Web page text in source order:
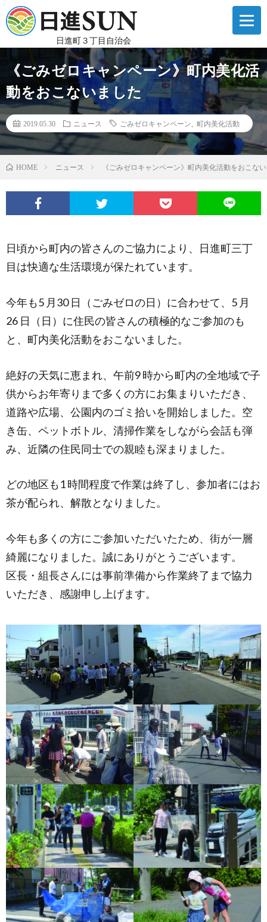
日進町３丁目自治会
《ごみゼロキャンペーン》町内美化活
動をおこないました
2019.05.30 ニュース ごみゼロキャンペーン 町内美化活動
HOME ニュース 《ごみゼロキャンペーン》町内美化活動をおこな
日頃から町内の皆さんのご協力により、日進町三丁
目は快適な生活環境が保たれています。
今年も5 月30 日（ごみゼロの日）に合わせて、5 月
26 日（日）に住民の皆さんの積極的なご参加のも
と、町内美化活動をおこないました。
絶好の天気に恵まれ、午前9 時から町内の全地域で子
供からお年寄りまで多くの方にお集まりいただき、
道路や広場、公園内のゴミ拾いを開始しました。空
き缶、ペットボトル、清掃作業をしながら会話も弾
み、近隣の住民同士での親睦も深まりました。
どの地区も1 時間程度で作業は終了し、参加者にはお
茶が配られ、解散となりました。
今年も多くの方にご参加いただいたため、街が一層
綺麗になりました。誠にありがとうございます。
区長・組長さんには事前準備から作業終了まで協力
いただき、感謝申し上げます。